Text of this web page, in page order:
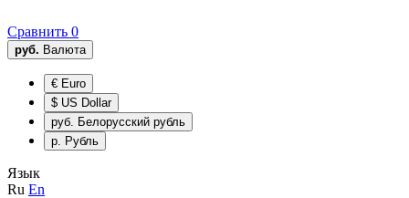
Сравнить 0
руб. Валюта
€ Euro
$ US Dollar
руб. Белорусский рубль
р. Рубль
Язык
Ru En